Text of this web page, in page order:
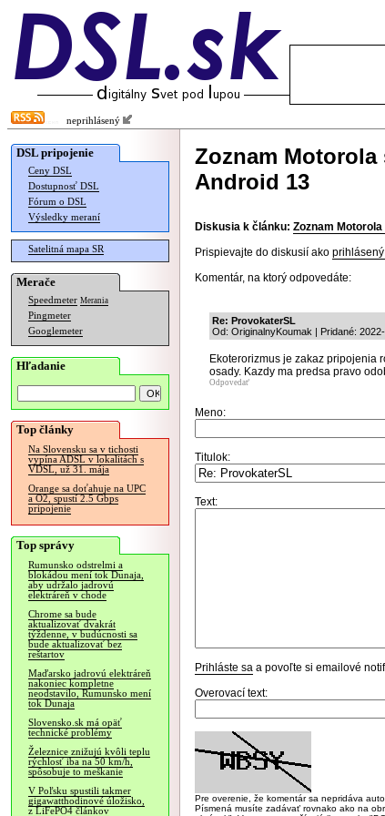
neprihlásený
DSL pripojenie
Ceny DSL
Dostupnosť DSL
Fórum o DSL
Výsledky meraní
Satelitná mapa SR
Merače
Speedmeter Merania
Pingmeter
Googlemeter
Hľadanie
Top články
Na Slovensku sa v tichosti
vypína ADSL v lokalitách s
VDSL, už 31. mája
Orange sa doťahuje na UPC
a O2, spustí 2.5 Gbps
pripojenie
Top správy
Rumunsko odstrelmi a
blokádou mení tok Dunaja,
aby udržalo jadrovú
elektráreň v chode
Chrome sa bude
aktualizovať dvakrát
týždenne, v budúcnosti sa
bude aktualizovať bez
reštartov
Maďarsko jadrovú elektráreň
nakoniec kompletne
neodstavilo, Rumunsko mení
tok Dunaja
Slovensko.sk má opäť
technické problémy
Železnice znižujú kvôli teplu
rýchlosť iba na 50 km/h,
spôsobuje to meškanie
V Poľsku spustili takmer
gigawatthodinové úložisko,
z LiFePO4 článkov
Zoznam
Android 13
Diskusia k článku: Zoznam
Prispievajte do diskusií ako
Komentár, na ktorý odpovedáte:
Re: ProvokaterSL
Od: OriginalnyKoumak | Pridané:
Ekoterorizmus je zakaz pripojenia
osady. Kazdy ma predsa pravo
Odpovedať
Meno:
Titulok:
Text:
Prihláste sa a povoľte si emailové
Overovací text:
Pre overenie, že komentár sa nepridáva
Písmená musíte zadávať rovnako ako na